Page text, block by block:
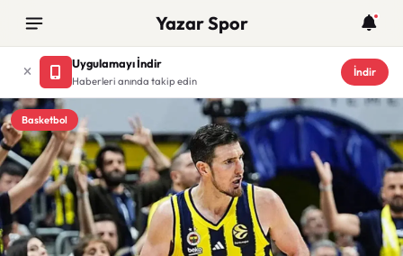
Yazar Spor
Uygulamayı İndir
Haberleri anında takip edin
İndir
Basketbol